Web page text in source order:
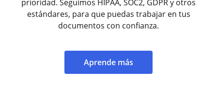
prioridad. Seguimos HIPAA, SOC2, GDPR y otros
estándares, para que puedas trabajar en tus
documentos con confianza.
Aprende más